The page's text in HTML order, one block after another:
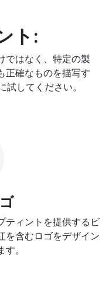
ト:
ではなく、特定の製
正確なものを描写す
試してください。
ティントを提供するビ
を含むロゴをデザイン
。